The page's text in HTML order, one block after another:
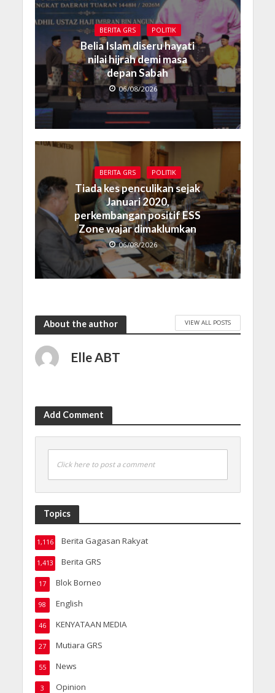
BERITA GRS POLITIK
Belia Islam diseru hayati
nilai hijrah demi masa
depan Sabah
06/08/2026
BERITA GRS POLITIK
Tiada kes penculikan sejak
Januari 2020,
perkembangan positif ESS
Zone wajar dimaklumkan
06/08/2026
About the author VIEW ALL POSTS
Elle ABT
Add Comment
Click here to post a comment
Topics
Berita Gagasan Rakyat
1,116
Berita GRS
1,413
Blok Borneo
17
English
98
KENYATAAN MEDIA
46
Mutiara GRS
27
News
55
Opinion
3